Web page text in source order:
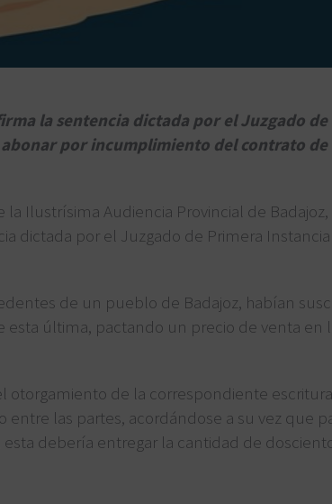
la sentencia dictada por el Juzgado
por incumplimiento del contrato
la Ilustrísima Audiencia Provincial de
dictada por el Juzgado de Primera Instancia
de un pueblo de Badajoz, habían
última, pactando un precio de venta en
otorgamiento de la correspondiente
las partes, acordándose a su vez que
debería entregar la cantidad de